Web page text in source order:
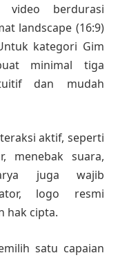
video berdurasi
landscape (16:9)
kategori Gim
minimal tiga
dan mudah
aktif, seperti
menebak suara,
juga wajib
logo resmi
hak cipta.
satu capaian